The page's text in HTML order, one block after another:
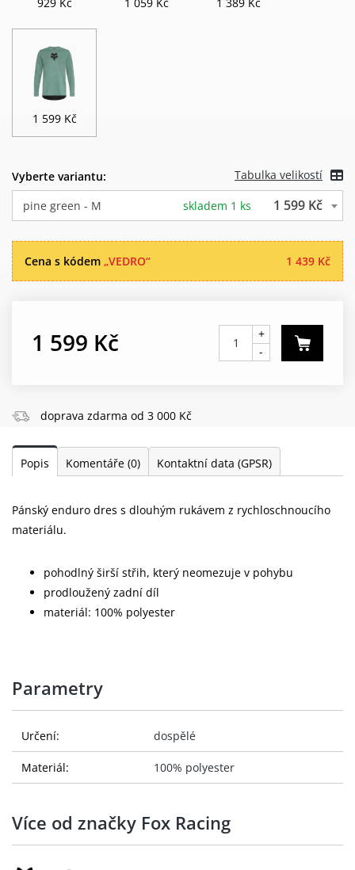
1 599 Kč
Vyberte variantu: Tabulka velikostí
pine green - M skladem 1 ks 1 599 Kč
1 439 Kč
Cena s kódem „VEDRO“
1 599 Kč
+
-
doprava zdarma od 3 000 Kč
Popis Komentáře (0) Kontaktní data (GPSR)
Pánský enduro dres s dlouhým rukávem z rychloschnoucího
materiálu.
pohodlný širší střih, který neomezuje v pohybu
prodloužený zadní díl
materiál: 100% polyester
Parametry
Určení: dospělé
Materiál: 100% polyester
Více od značky Fox Racing